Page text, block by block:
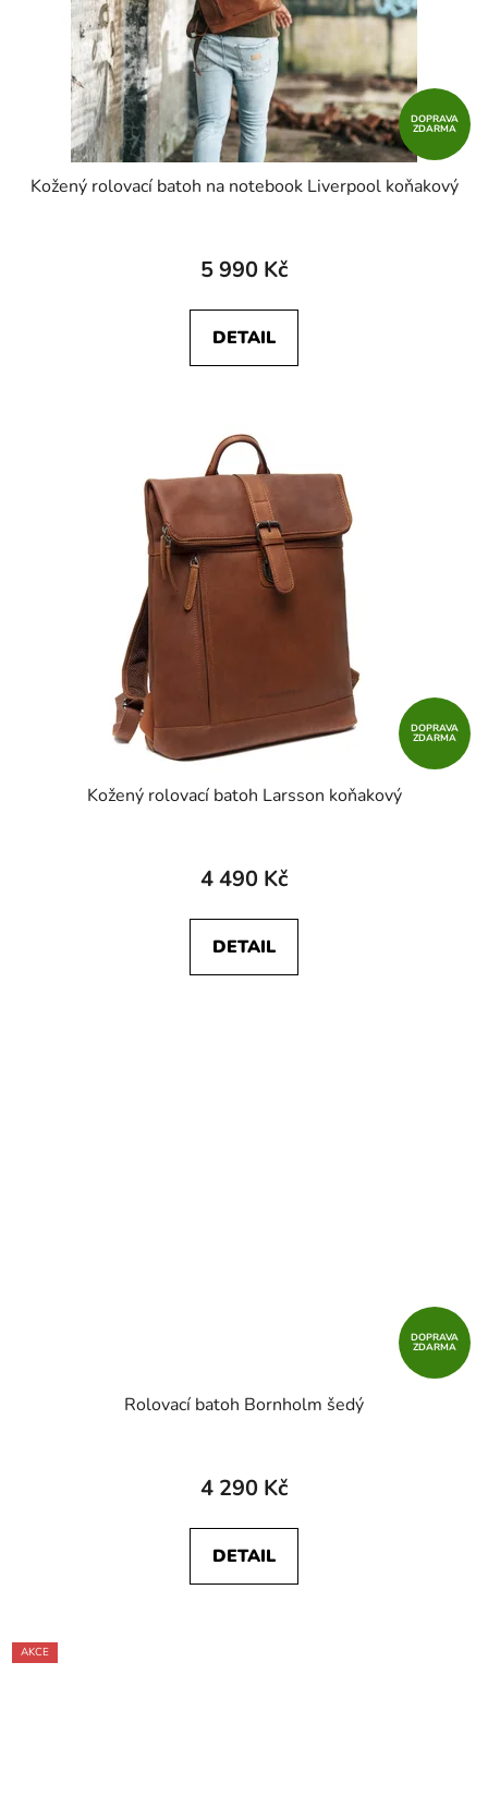
DOPRAVA
ZDARMA
Kožený rolovací batoh na notebook Liverpool koňakový
5 990 Kč
DETAIL
DOPRAVA
ZDARMA
Kožený rolovací batoh Larsson koňakový
4 490 Kč
DETAIL
DOPRAVA
ZDARMA
Rolovací batoh Bornholm šedý
4 290 Kč
DETAIL
AKCE